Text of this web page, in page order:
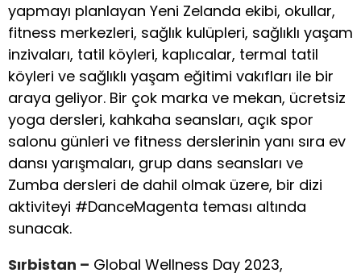
yapmayı planlayan Yeni Zelanda ekibi, okullar,
fitness merkezleri, sağlık kulüpleri, sağlıklı yaşam
inzivaları, tatil köyleri, kaplıcalar, termal tatil
köyleri ve sağlıklı yaşam eğitimi vakıfları ile bir
araya geliyor. Bir çok marka ve mekan, ücretsiz
yoga dersleri, kahkaha seansları, açık spor
salonu günleri ve fitness derslerinin yanı sıra ev
dansı yarışmaları, grup dans seansları ve
Zumba dersleri de dahil olmak üzere, bir dizi
aktiviteyi #DanceMagenta teması altında
sunacak.
Sırbistan – Global Wellness Day 2023,